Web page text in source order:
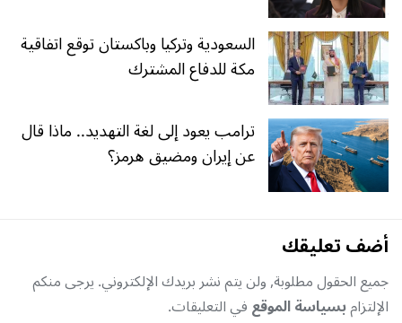
السعودية وتركيا وباكستان توقع اتفاقية
مكة للدفاع المشترك
ترامب يعود إلى لغة التهديد.. ماذا قال
عن إيران ومضيق هرمز؟
أضف تعليقك
جميع الحقول مطلوبة, ولن يتم نشر بريدك الإلكتروني. يرجى منكم
الإلتزامبسياسة الموقعفي التعليقات.